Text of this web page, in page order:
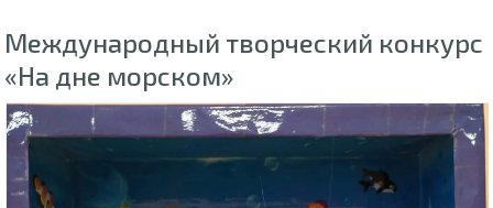
Международный творческий конкурс
«На дне морском»